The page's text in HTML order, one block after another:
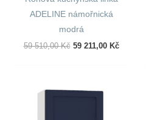
ADELINE námořnická
modrá
59 510,00Kč Původní
59 211,00 KčAktuální